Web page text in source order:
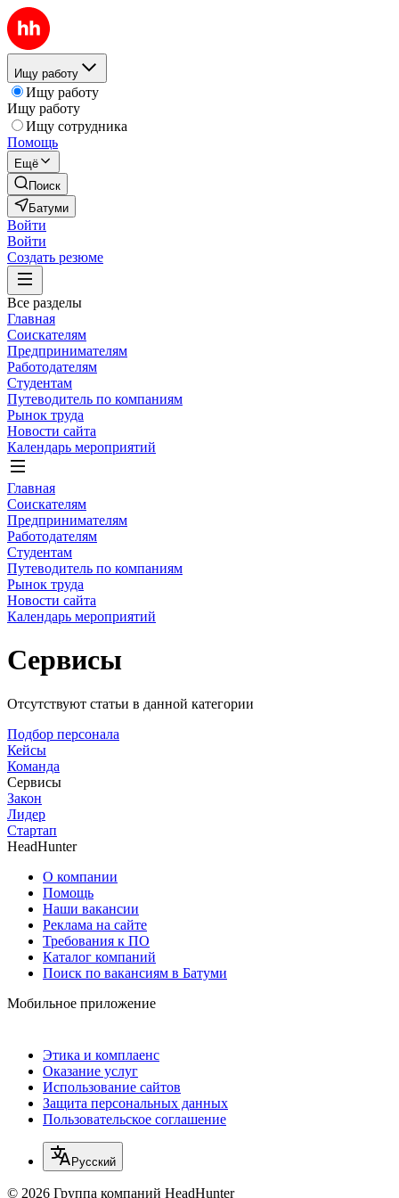
Ищу работу
Ищу работу
Ищу работу
Ищу сотрудника
Помощь
Ещё
Поиск
Батуми
Войти
Войти
Создать резюме
Все разделы
Главная
Соискателям
Предпринимателям
Работодателям
Студентам
Путеводитель по компаниям
Рынок труда
Новости сайта
Календарь мероприятий
Главная
Соискателям
Предпринимателям
Работодателям
Студентам
Путеводитель по компаниям
Рынок труда
Новости сайта
Календарь мероприятий
Сервисы
Отсутствуют статьи в данной категории
Подбор персонала
Кейсы
Команда
Сервисы
Закон
Лидер
Стартап
HeadHunter
О компании
Помощь
Наши вакансии
Реклама на сайте
Требования к ПО
Каталог компаний
Поиск по вакансиям в Батуми
Мобильное приложение
Этика и комплаенс
Оказание услуг
Использование сайтов
Защита персональных данных
Пользовательское соглашение
Русский
© 2026 Группа компаний HeadHunter